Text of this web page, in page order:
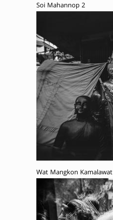
Soi Mahannop 2
Wat Mangkon Kamalawat